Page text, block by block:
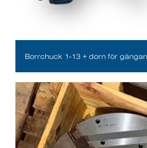
Borrchuck 1-13 + dorn för